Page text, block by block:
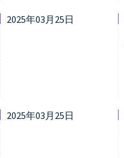
2025年03月25日
2025年03月25日